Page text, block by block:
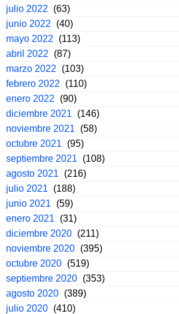
julio 2022
(63)
junio 2022
(40)
mayo 2022
(113)
abril 2022
(87)
marzo 2022
(103)
febrero 2022
(110)
enero 2022
(90)
diciembre 2021
(146)
noviembre 2021
(58)
octubre 2021
(95)
septiembre 2021
(108)
agosto 2021
(216)
julio 2021
(188)
junio 2021
(59)
enero 2021
(31)
diciembre 2020 (211)
noviembre 2020 (395)
octubre 2020 (519)
septiembre 2020 (353)
agosto 2020 (389)
julio 2020 (410)